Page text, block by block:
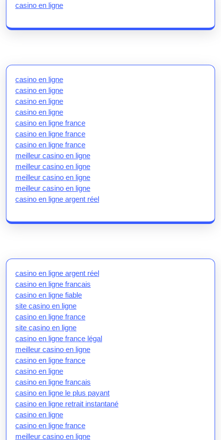
casino en ligne
casino en ligne
casino en ligne
casino en ligne
casino en ligne
casino en ligne france
casino en ligne france
casino en ligne france
meilleur casino en ligne
meilleur casino en ligne
meilleur casino en ligne
meilleur casino en ligne
casino en ligne argent réel
casino en ligne argent réel
casino en ligne francais
casino en ligne fiable
site casino en ligne
casino en ligne france
site casino en ligne
casino en ligne france légal
meilleur casino en ligne
casino en ligne france
casino en ligne
casino en ligne francais
casino en ligne le plus payant
casino en ligne retrait instantané
casino en ligne
casino en ligne france
meilleur casino en ligne